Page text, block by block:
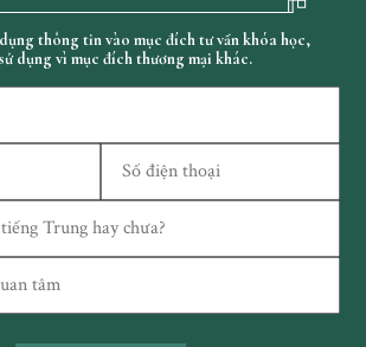
thông tin vào mục đích tư vấn khóa học,
dụng vì mục đích thương mại khác.